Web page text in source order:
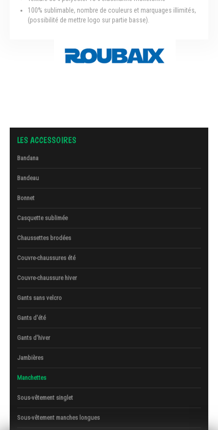
100% sublimable, nombre de couleurs et marquages illimités,
(possibilité de mettre logo sur partie basse).
LES ACCESSOIRES
Bandana
Bandeau
Bonnet
Casquette sublimée
Chaussettes brodées
Couvre-chaussures été
Couvre-chaussure hiver
Gants sans velcro
Gants d'été
Gants d'hiver
Jambières
Manchettes
Sous-vêtement singlet
Sous-vêtement manches longues